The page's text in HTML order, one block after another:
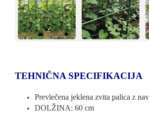
TEHNIČNA SPECIFIKACIJA
Prevlečena jeklena zvita palica z
DOLŽINA: 60 cm